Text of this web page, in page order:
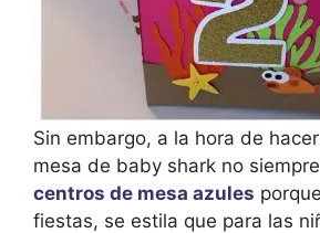
Sin embargo, a la hora de
mesa de baby shark no
centros de mesa azules
fiestas, se estila que para las